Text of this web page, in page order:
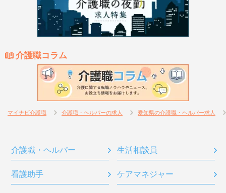
介護職コラム
マイナビ介護職 介護職・ヘルパーの求人 愛知県の介護職・ヘルパー求人
介護職・ヘルパー 生活相談員
看護助手 ケアマネジャー